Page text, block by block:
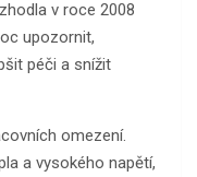
v roce 2008
upozornit,
péči a snížit
omezení.
a vysokého napětí,